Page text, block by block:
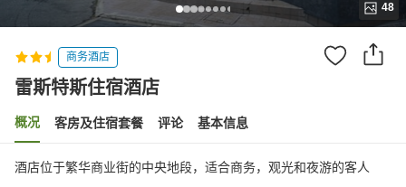
48
商务酒店
雷斯特斯住宿酒店
概况 客房及住宿套餐 评论 基本信息
酒店位于繁华商业街的中央地段，适合商务，观光和夜游的客人